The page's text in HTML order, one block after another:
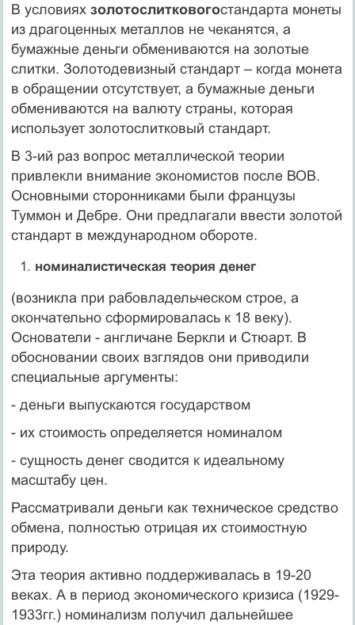
В условиях золотослитковогостандарта монеты
из драгоценных металлов не чеканятся, а
бумажные деньги обмениваются на золотые
слитки. Золотодевизный стандарт – когда монета
в обращении отсутствует, а бумажные деньги
обмениваются на валюту страны, которая
использует золотослитковый стандарт.
В 3-ий раз вопрос металлической теории
привлекли внимание экономистов после ВОВ.
Основными сторонниками были французы
Туммон и Дебре. Они предлагали ввести золотой
стандарт в международном обороте.
номиналистическая теория денег
(возникла при рабовладельческом строе, а
окончательно сформировалась к 18 веку).
Основатели - англичане Беркли и Стюарт. В
обосновании своих взглядов они приводили
специальные аргументы:
- деньги выпускаются государством
- их стоимость определяется номиналом
- сущность денег сводится к идеальному
масштабу цен.
Рассматривали деньги как техническое средство
обмена, полностью отрицая их стоимостную
природу.
Эта теория активно поддерживалась в 19-20
веках. А в период экономического кризиса (1929-
1933гг.) номинализм получил дальнейшее